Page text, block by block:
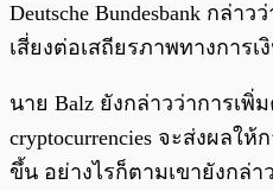
Deutsche Bundesbank กล่า
เสี่ยงต่อเสถียรภาพทางการเ
นาย Balz ยังกล่าวว่าการเพิ่
cryptocurrencies จะส่งผลใ
ขึ้น อย่างไรก็ตามเขายังกล่า